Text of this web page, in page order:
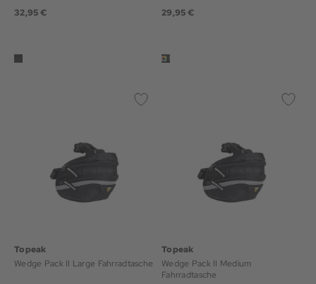
32,95 € 29,95 €
Topeak
Wedge Pack II Large Fahrradtasche
Topeak
Wedge Pack II Medium
Fahrradtasche